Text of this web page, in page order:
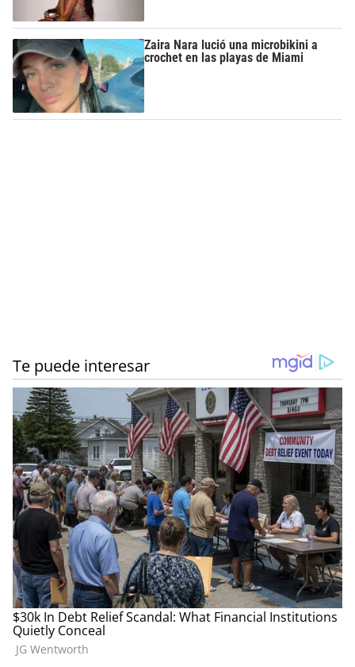
Zaira Nara lució una microbikini a
crochet en las playas de Miami